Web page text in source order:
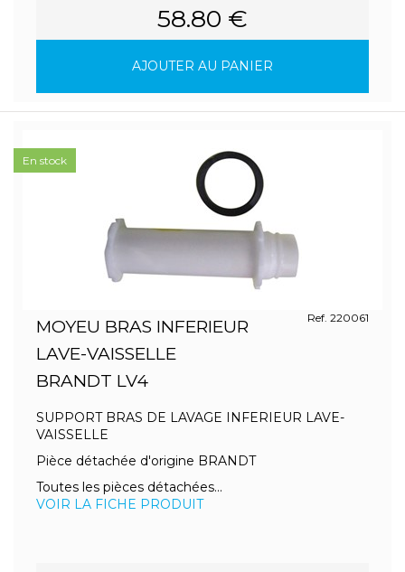
58.80 €
AJOUTER AU PANIER
MOYEU BRAS INFERIEUR
LAVE-VAISSELLE
BRANDT LV4
Ref. 220061
SUPPORT BRAS DE LAVAGE INFERIEUR LAVE-
VAISSELLE
Pièce détachée d'origine BRANDT
Toutes les pièces détachées...
VOIR LA FICHE PRODUIT
En stock